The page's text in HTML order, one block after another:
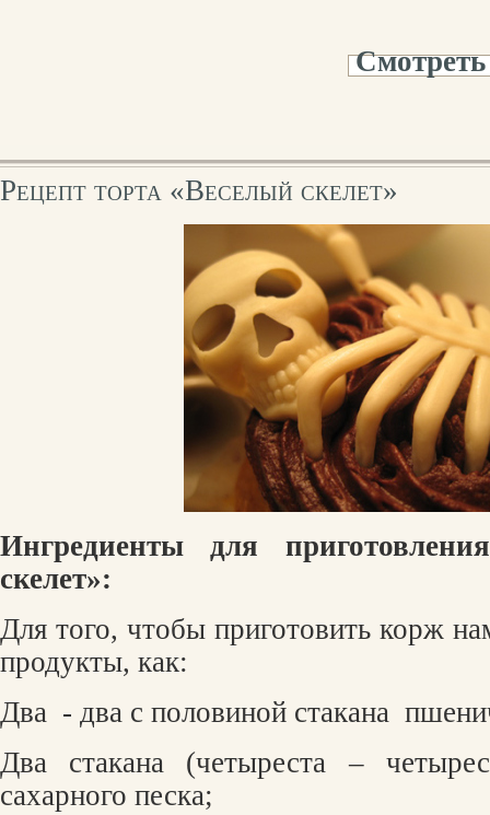
Рецепт торта «Веселый скелет»
Ингредиенты для
скелет»:
Для того, чтобы приготовить корж
продукты, как:
Два - два с половиной стакана
Два стакана (четыреста –
сахарного песка;